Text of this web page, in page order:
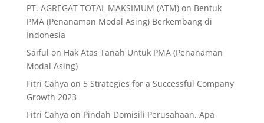
PT. AGREGAT TOTAL MAKSIMUM (ATM)on Bentuk
PMA (Penanaman Modal Asing) Berkembang di
Indonesia
Saiful on Hak Atas Tanah Untuk PMA (Penanaman
Modal Asing)
Fitri Cahya on 5 Strategies for a Successful Company
Growth 2023
Fitri Cahya on Pindah Domisili Perusahaan, Apa